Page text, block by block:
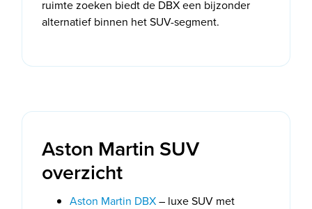
ruimte zoeken biedt de DBX een bijzonder
alternatief binnen het SUV-segment.
Aston Martin SUV
overzicht
Aston Martin DBX– luxe SUV met